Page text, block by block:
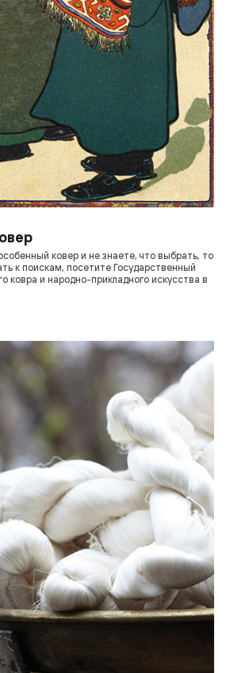
ковер и не знаете, что выбрать, то
к поискам, посетите Государственный
ковра и народно-прикладного искусства в